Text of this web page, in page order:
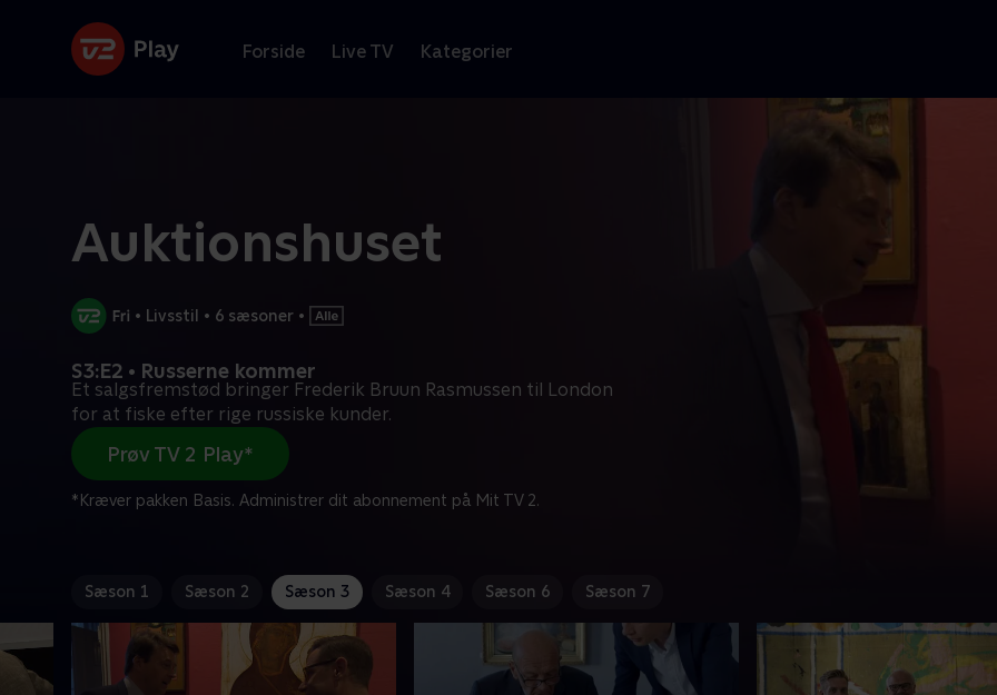
Forside Live TV Kategorier
Auktionshuset
• Livsstil • 6 sæsoner •
S3:E2 • Russerne kommer
Et salgsfremstød bringer Frederik Bruun Rasmussen til London
for at fiske efter rige russiske kunder.
Prøv TV 2 Play*
*Kræver pakken Basis. Administrer dit abonnement på Mit TV 2.
Sæson 1 Sæson 2 Sæson 3 Sæson 4 Sæson 6 Sæson 7